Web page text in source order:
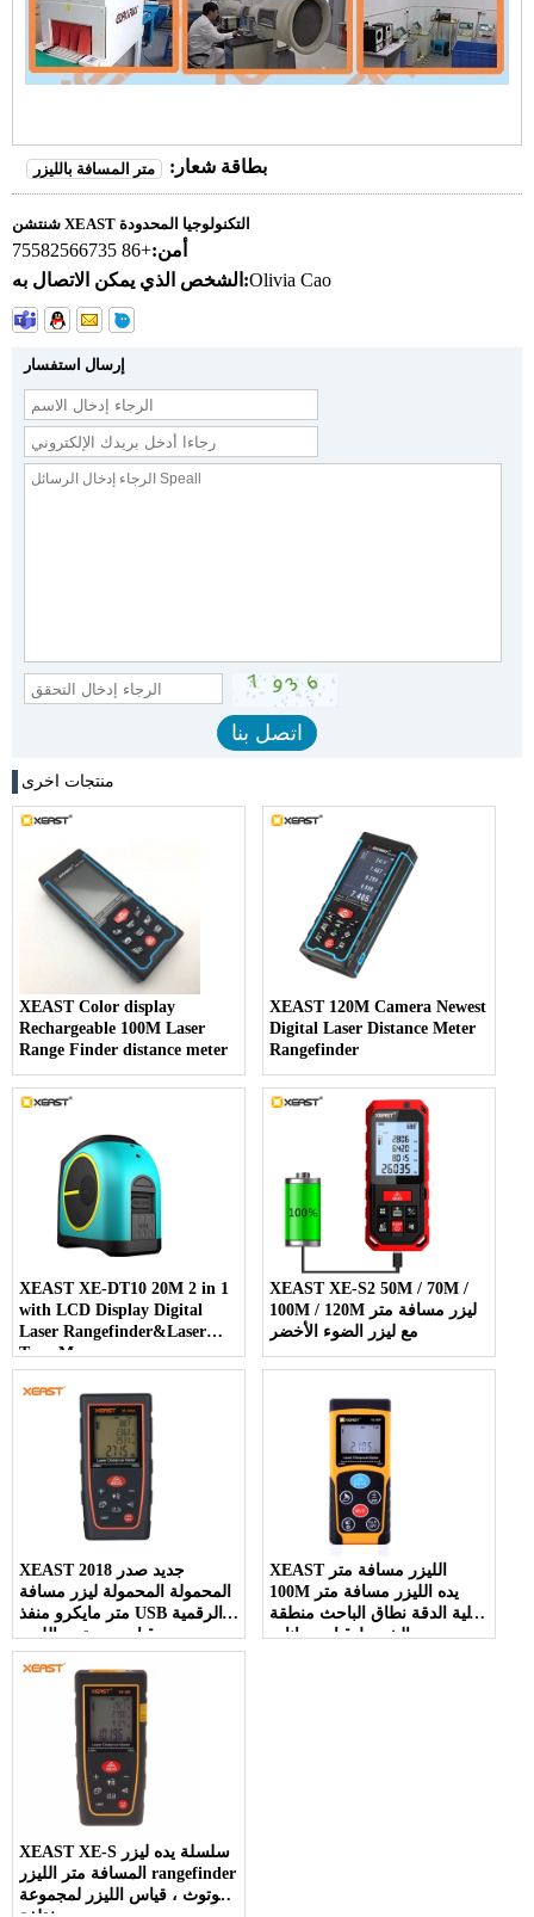
بطاقة شعار: متر المسافة بالليزر
شنتشن XEAST التكنولوجيا المحدودة
أمن:+86 75582566735
الشخص الذي يمكن الاتصال به:Olivia Cao
إرسال استفسار
منتجات اخرى
XEAST Color display
Rechargeable 100M Laser
Range Finder distance meter
XEAST 120M Camera Newest
Digital Laser Distance Meter
Rangefinder
XEAST XE-DT10 20M 2 in 1
with LCD Display Digital
Laser Rangefinder&Laser
Tape Measure
XEAST XE-S2 50M / 70M /
100M / 120M ليزر مسافة متر
مع ليزر الضوء الأخضر
XEAST 2018 جديد صدر
المحمولة المحمولة ليزر مسافة
متر مايكرو منفذ USB الرقمية
قياس مستوى الليزر
rangefinder
XEAST الليزر مسافة متر
100M يده الليزر مسافة متر
عالية الدقة نطاق الباحث منطقة
حجم الشريط قياس بيانات
XEAST XE-S سلسلة يده ليزر
المسافة متر الليزر rangefinder
بلوتوث ، قياس الليزر لمجموعة